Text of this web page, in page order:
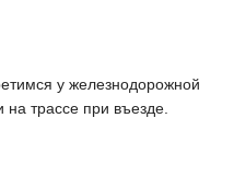
у железнодорожной
трассе при въезде.